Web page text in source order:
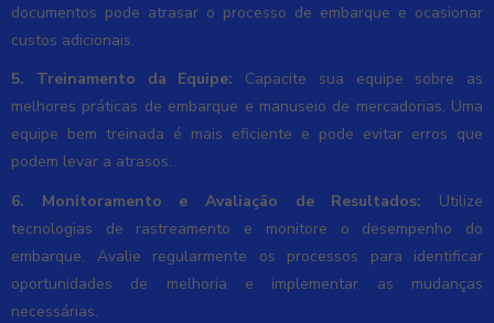
documentos pode atrasar o processo de embarque e ocasionar
custos adicionais.
5. Treinamento da Equipe: Capacite sua equipe sobre as
melhores práticas de embarque e manuseio de mercadorias. Uma
equipe bem treinada é mais eficiente e pode evitar erros que
podem levar a atrasos.
6. Monitoramento e Avaliação de Resultados: Utilize
tecnologias de rastreamento e monitore o desempenho do
embarque. Avalie regularmente os processos para identificar
oportunidades de melhoria e implementar as mudanças
necessárias.